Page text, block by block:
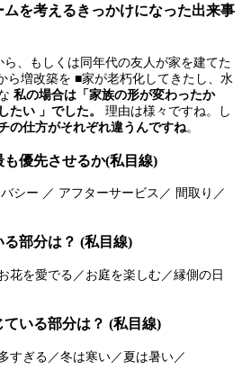
を考えるきっかけになった出来事
、もしくは同年代の友人が家を建てた
ら増改築を ■家が老朽化してきたし、水
私の場合は「家族の形が変わったか
たい 」でした。
理由は様々ですね。し
の仕方がそれぞれ違うんですね。
優先させるか(私目線)
シー ／ アフターサービス／ 間取り／
部分は？ (私目線)
花を愛でる／お庭を楽しむ／縁側の日
いる部分は？ (私目線)
すぎる／冬は寒い／夏は暑い／